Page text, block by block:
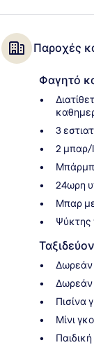
Παροχές
Φαγητό
3
2 μπαρ/
24ωρη
Μπαρ
Ψύκτης
Δωρεάν
Δωρεάν
Πισίνα
Μίνι